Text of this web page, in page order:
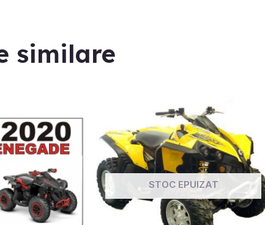
similare
STOC EPUIZAT